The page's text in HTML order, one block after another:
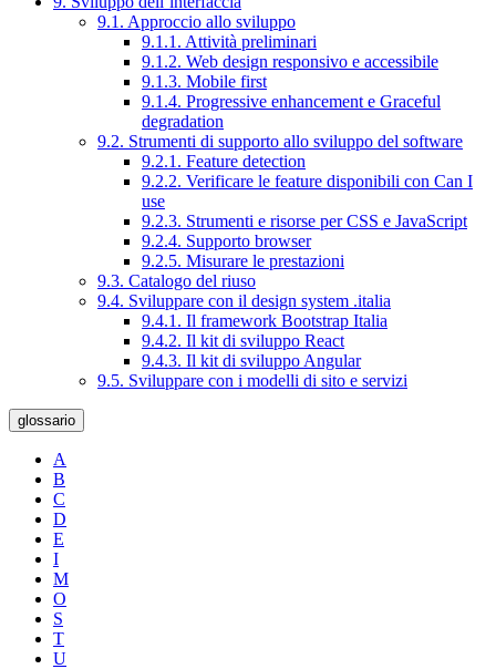
9.1. Approccio allo sviluppo
9.1.1. Attività preliminari
9.1.2. Web design responsivo e accessibile
9.1.3. Mobile first
9.1.4. Progressive enhancement e Graceful
degradation
9.2. Strumenti di supporto allo sviluppo del software
9.2.1. Feature detection
9.2.2. Verificare le feature disponibili con Can I
use
9.2.3. Strumenti e risorse per CSS e JavaScript
9.2.4. Supporto browser
9.2.5. Misurare le prestazioni
9.3. Catalogo del riuso
9.4. Sviluppare con il design system .italia
9.4.1. Il framework Bootstrap Italia
9.4.2. Il kit di sviluppo React
9.4.3. Il kit di sviluppo Angular
9.5. Sviluppare con i modelli di sito e servizi
glossario
A
B
C
D
E
I
M
O
S
T
U